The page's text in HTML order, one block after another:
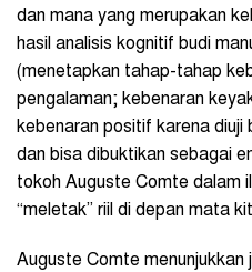
dan mana yang merupakan
hasil analisis kognitif budi
(menetapkan tahap-tahap
pengalaman; kebenaran
kebenaran positif karena diuji
dan bisa dibuktikan sebagai
tokoh Auguste Comte dalam
“meletak” riil di depan mata
Auguste Comte menunjukkan